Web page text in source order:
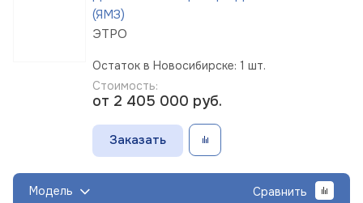
(ЯМЗ)
ЭТРО
Остаток в Новосибирске: 1 шт.
Стоимость:
от 2 405 000 руб.
Заказать
Модель Сравнить